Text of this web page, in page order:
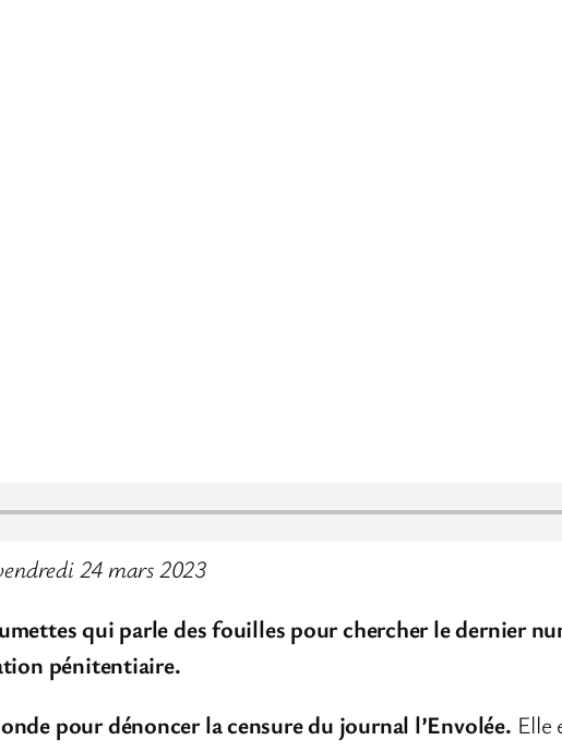
24 mars 2023
qui parle des fouilles pour chercher le dernier
pénitentiaire.
pour dénoncer la censure du journal l’Envolée. Elle